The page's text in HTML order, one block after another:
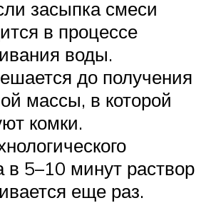
засыпка смеси
в процессе
воды.
до получения
массы, в которой
комки.
в 5–10 минут раствор
еще раз.